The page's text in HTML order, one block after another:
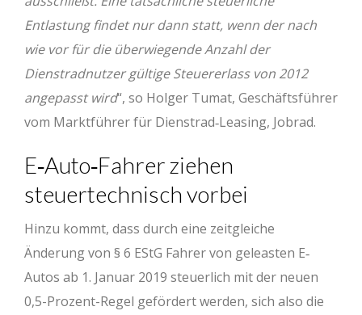
Entlastung findet nur dann statt, wenn der nach
wie vor für die überwiegende Anzahl der
Dienstradnutzer gültige Steuererlass von 2012
angepasst wird“, so Holger Tumat, Geschäftsführer
vom Marktführer für Dienstrad‐Leasing, Jobrad.
E‐Auto‐Fahrer ziehen
steuertechnisch vorbei
Hinzu kommt, dass durch eine zeitgleiche
Änderung von § 6 EStG Fahrer von geleasten E‐
Autos ab 1. Januar 2019 steuerlich mit der neuen
0,5-Prozent-Regel gefördert werden, sich also die